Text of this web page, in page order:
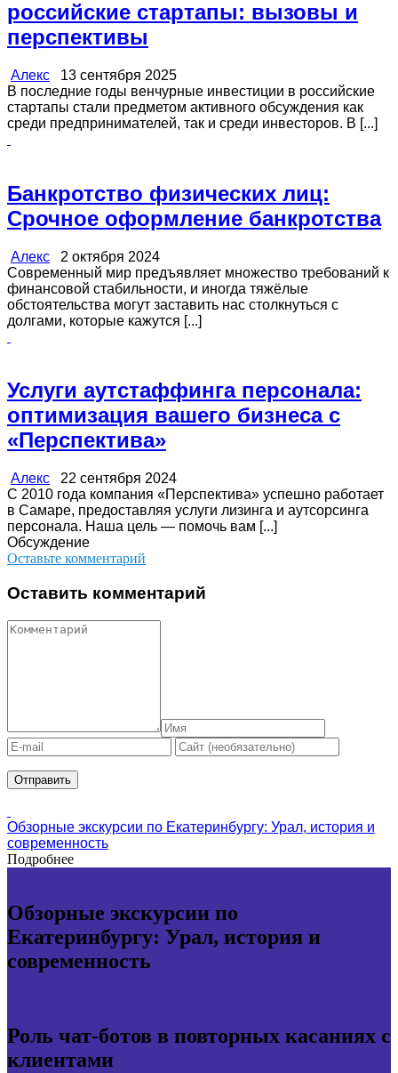
российские стартапы: вызовы и
перспективы
Алекс 13 сентября 2025
В последние годы венчурные инвестиции в российские
стартапы стали предметом активного обсуждения как
среди предпринимателей, так и среди инвесторов. В [...]
Банкротство физических лиц:
Срочное оформление банкротства
Алекс 2 октября 2024
Современный мир предъявляет множество требований к
финансовой стабильности, и иногда тяжёлые
обстоятельства могут заставить нас столкнуться с
долгами, которые кажутся [...]
Услуги аутстаффинга персонала:
оптимизация вашего бизнеса с
«Перспектива»
Алекс 22 сентября 2024
С 2010 года компания «Перспектива» успешно работает
в Самаре, предоставляя услуги лизинга и аутсорсинга
персонала. Наша цель — помочь вам [...]
Обсуждение
Оставьте комментарий
Оставить комментарий
Обзорные экскурсии по Екатеринбургу: Урал, история и
современность
Подробнее
Обзорные экскурсии по
Екатеринбургу: Урал, история и
современность
Роль чат-ботов в повторных касаниях с
клиентами